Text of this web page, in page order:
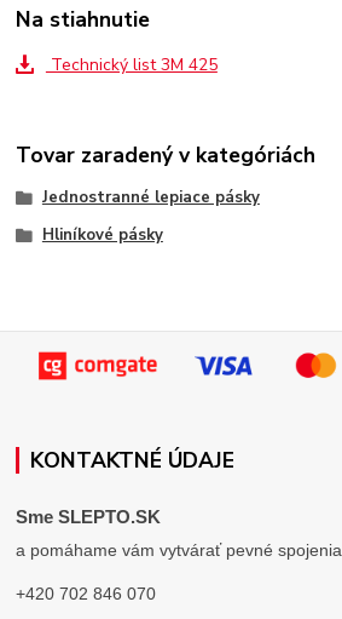
Na stiahnutie
Technický list 3M 425
Tovar zaradený v kategóriách
Jednostranné lepiace pásky
Hliníkové pásky
KONTAKTNÉ ÚDAJE
Sme SLEPTO.SK
a pomáhame vám vytvárať pevné spojenia.
+420 702 846 070